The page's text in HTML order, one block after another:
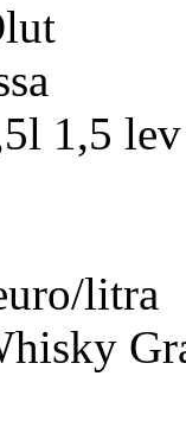
1,5lev
litra